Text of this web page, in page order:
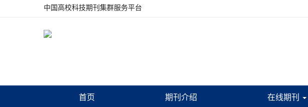
中国高校科技期刊集群服务平台
首页 期刊介绍 在线期刊